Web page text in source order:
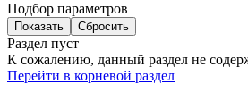
Подбор параметров
Раздел пуст
К сожалению, данный раздел не
Перейти в корневой раздел